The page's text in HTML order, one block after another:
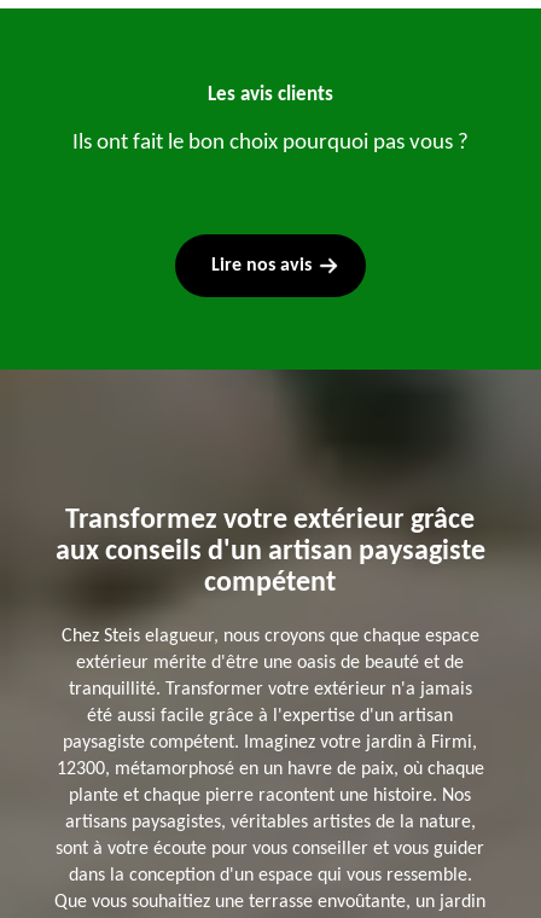
Les avis clients
Ils ont fait le bon choix pourquoi pas vous ?
Lire nos avis
Transformez votre extérieur grâce
aux conseils d'un artisan paysagiste
compétent
Chez Steis elagueur, nous croyons que chaque espace
extérieur mérite d'être une oasis de beauté et de
tranquillité. Transformer votre extérieur n'a jamais
été aussi facile grâce à l'expertise d'un artisan
paysagiste compétent. Imaginez votre jardin à Firmi,
12300, métamorphosé en un havre de paix, où chaque
plante et chaque pierre racontent une histoire. Nos
artisans paysagistes, véritables artistes de la nature,
sont à votre écoute pour vous conseiller et vous guider
dans la conception d'un espace qui vous ressemble.
Que vous souhaitiez une terrasse envoûtante, un jardin